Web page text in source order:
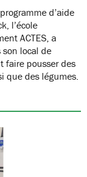
d’aide
l’école
ACTES, a
local de
faire pousser des
que des légumes.